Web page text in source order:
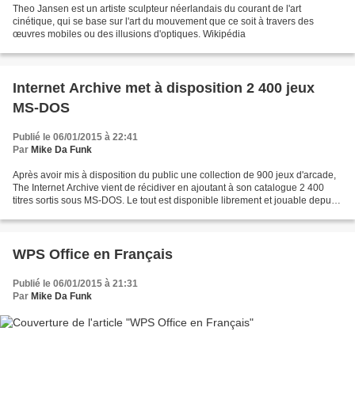
Theo Jansen est un artiste sculpteur néerlandais du courant de l'art
cinétique, qui se base sur l'art du mouvement que ce soit à travers des
œuvres mobiles ou des illusions d'optiques. Wikipédia
Internet Archive met à disposition 2 400 jeux
MS-DOS
Publié le 06/01/2015 à 22:41
Par Mike Da Funk
Après avoir mis à disposition du public une collection de 900 jeux d'arcade,
The Internet Archive vient de récidiver en ajoutant à son catalogue 2 400
titres sortis sous MS-DOS. Le tout est disponible librement et jouable depuis
WPS Office en Français
Publié le 06/01/2015 à 21:31
Par Mike Da Funk